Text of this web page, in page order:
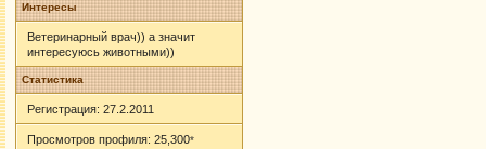
Интересы
Ветеринарный врач)) а значит
интересуюсь животными))
Статистика
Регистрация: 27.2.2011
Просмотров профиля: 25,300*